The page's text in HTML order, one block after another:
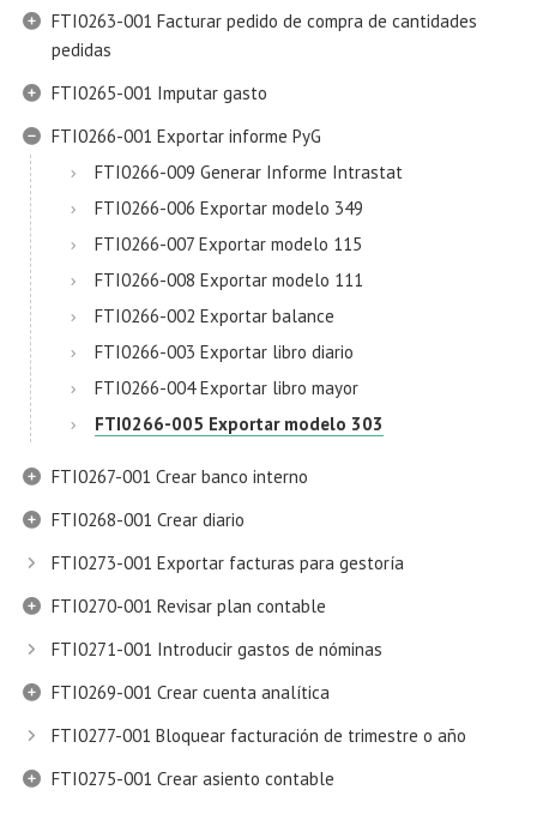
FTI0263-001 Facturar pedido de compra de cantidades
pedidas
FTI0265-001 Imputar gasto
FTI0266-001 Exportar informe PyG
FTI0266-009 Generar Informe Intrastat
FTI0266-006 Exportar modelo 349
FTI0266-007 Exportar modelo 115
FTI0266-008 Exportar modelo 111
FTI0266-002 Exportar balance
FTI0266-003 Exportar libro diario
FTI0266-004 Exportar libro mayor
FTI0266-005 Exportar modelo 303
FTI0267-001 Crear banco interno
FTI0268-001 Crear diario
FTI0273-001 Exportar facturas para gestoría
FTI0270-001 Revisar plan contable
FTI0271-001 Introducir gastos de nóminas
FTI0269-001 Crear cuenta analítica
FTI0277-001 Bloquear facturación de trimestre o año
FTI0275-001 Crear asiento contable